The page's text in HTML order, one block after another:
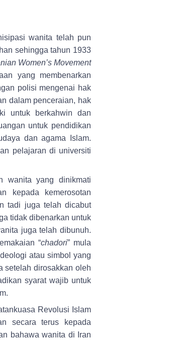
wanita telah pun
sehingga tahun 1933
Women’s Movement
yang membenarkan
polisi mengenai hak
dalam penceraian, hak
untuk berkahwin dan
untuk pendidikan
dan agama Islam.
pelajaran di universiti
wanita yang dinikmati
kepada kemerosotan
tadi juga telah dicabut
tidak dibenarkan untuk
juga telah dibunuh.
“chadori” mula
atau simbol yang
setelah dirosakkan oleh
syarat wajib untuk
Revolusi Islam
secara terus kepada
bahawa wanita di Iran